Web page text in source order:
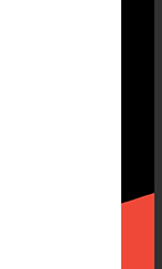
비
정
7장
데
초
편